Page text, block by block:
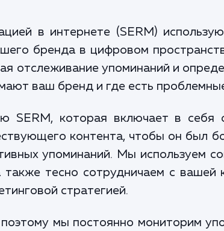
в интернете (SERM)
бренда в цифровом
отслеживание упоминаний и
ваш бренд и где есть
SERM, которая включает в себя
контента, чтобы он был
упоминаний. Мы используем
также тесно сотрудничаем с
стратегией.
мы постоянно мониторим